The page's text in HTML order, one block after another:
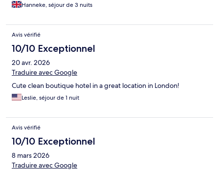
Hanneke, séjour de 3 nuits
Avis vérifié
10/10 Exceptionnel
20 avr. 2026
Traduire avec Google
Cute clean boutique hotel in a great location in London!
Leslie, séjour de 1 nuit
Avis vérifié
10/10 Exceptionnel
8 mars 2026
Traduire avec Google